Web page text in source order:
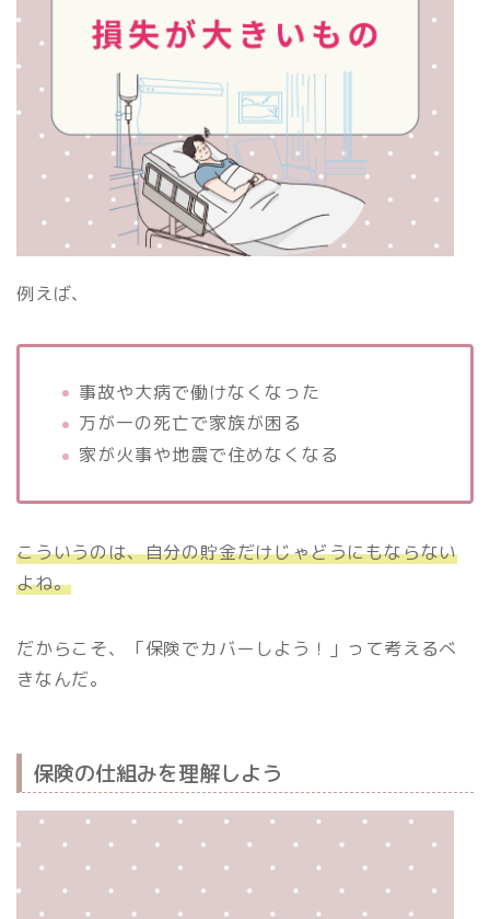
例えば、
事故や大病で働けなくなった
万が一の死亡で家族が困る
家が火事や地震で住めなくなる
こういうのは、自分の貯金だけじゃどうにもならない
よね。
だからこそ、「保険でカバーしよう！」って考えるべ
きなんだ。
保険の仕組みを理解しよう